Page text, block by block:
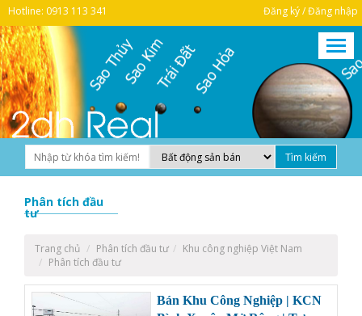
Hotline: 0913 113 341 Đăng ký / Đăng nhập
Phân tích đầu
tư
Trang chủ Phân tích đầu tư
Khu công nghiệp Việt Nam
Phân tích đầu tư
Bán Khu Công Nghiệp | KCN